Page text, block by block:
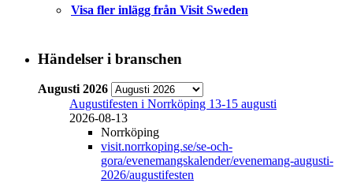
Visa fler inlägg från Visit Sweden
Händelser i branschen
Augusti 2026
Augustifesten i Norrköping 13-15 augusti
2026-08-13
Norrköping
visit.norrkoping.se/se-och-
gora/evenemangskalender/evenemang-augusti-
2026/augustifesten